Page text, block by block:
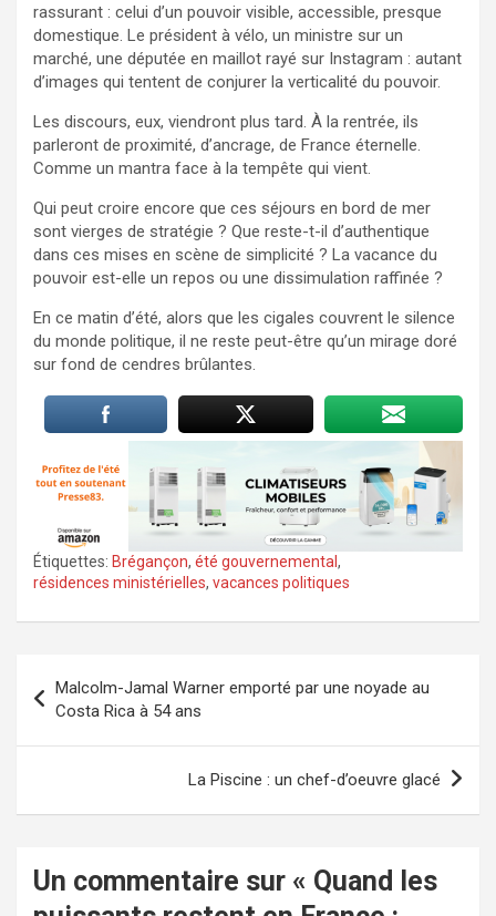
rassurant : celui d’un pouvoir visible, accessible, presque
domestique. Le président à vélo, un ministre sur un
marché, une députée en maillot rayé sur Instagram : autant
d’images qui tentent de conjurer la verticalité du pouvoir.
Les discours, eux, viendront plus tard. À la rentrée, ils
parleront de proximité, d’ancrage, de France éternelle.
Comme un mantra face à la tempête qui vient.
Qui peut croire encore que ces séjours en bord de mer
sont vierges de stratégie ? Que reste-t-il d’authentique
dans ces mises en scène de simplicité ? La vacance du
pouvoir est-elle un repos ou une dissimulation raffinée ?
En ce matin d’été, alors que les cigales couvrent le silence
du monde politique, il ne reste peut-être qu’un mirage doré
sur fond de cendres brûlantes.
Étiquettes: Brégançon, été gouvernemental ,
résidences ministérielles, vacances politiques
de
l’article
Malcolm-Jamal Warner emporté par une noyade au
Costa Rica à 54 ans
La Piscine : un chef-d’oeuvre glacé
Un commentaire sur « Quand les